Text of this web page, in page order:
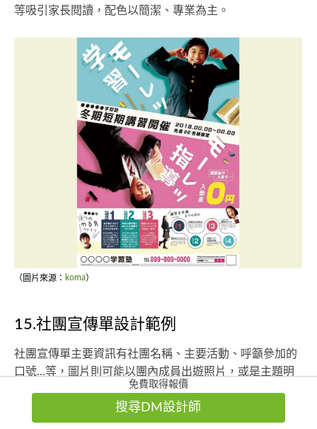
等吸引家長閱讀，配色以簡潔、專業為主。
（圖片來源： koma）
15.社團宣傳單設計範例
社團宣傳單主要資訊有社團名稱、主要活動、呼籲參加的
口號...等，圖片則可能以團內成員出遊照片，或是主題明
顯的插圖、圖片作為傳單設計主軸。
免費取得報價
搜尋DM設計師